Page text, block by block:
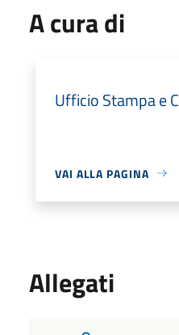
A cura di
Ufficio Stampa e
VAI ALLA PAGINA
Allegati